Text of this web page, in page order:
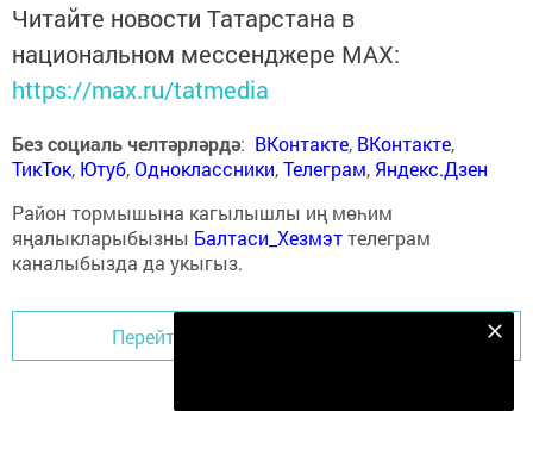
Читайте новости Татарстана в
национальном мессенджере MАХ:
https://max.ru/tatmedia
Без социаль челтәрләрдә: ВКонтакте, ВКонтакте,
ТикТок, Ютуб,Одноклассники,Телеграм, Яндекс.Дзен
Район тормышына кагылышлы иң мөһим
яңалыкларыбызны Балтаси_Хезмэттелеграм
каналыбызда да укыгыз.
Перейти на страницу новости